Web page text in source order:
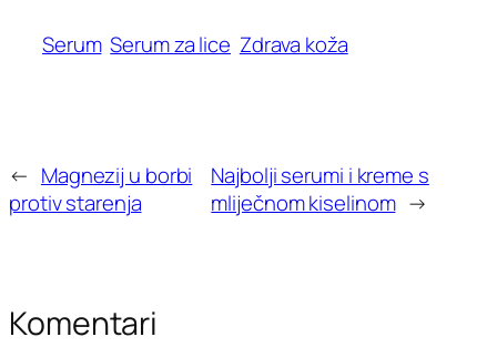
Serum Serum za lice Zdrava koža
← Magnezij u borbi
protiv starenja
Najbolji serumi i kreme s
mliječnom kiselinom →
Komentari